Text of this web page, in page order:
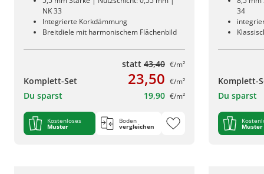
NK 33
Integrierte Korkdämmung
Breitdiele mit harmonischem Flächenbild
statt 43,40 €/m²
Komplett-Set 23,50 €/m²
Du sparst 19,90 €/m²
Kostenloses
Muster
Boden
vergleichen
34
Komplett-
Du sparst
Muster